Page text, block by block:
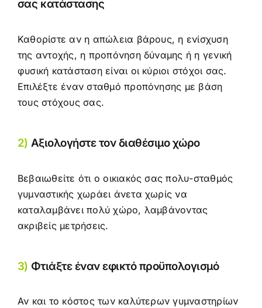
σας κατάστασης
Καθορίστε αν η απώλεια βάρους, η ενίσχυση
της αντοχής, η προπόνηση δύναμης ή η γενική
φυσική κατάσταση είναι οι κύριοι στόχοι σας.
Επιλέξτε έναν σταθμό προπόνησης με βάση
τους στόχους σας.
2) Αξιολογήστε τον διαθέσιμο χώρο
Βεβαιωθείτε ότι ο οικιακός σας πολυ-σταθμός
γυμναστικής χωράει άνετα χωρίς να
καταλαμβάνει πολύ χώρο, λαμβάνοντας
ακριβείς μετρήσεις.
3) Φτιάξτε έναν εφικτό προϋπολογισμό
Αν και το κόστος των καλύτερων γυμναστηρίων